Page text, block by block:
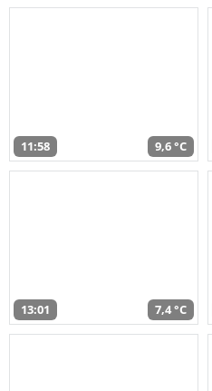
11:58 9,6 °C
13:01 7,4 °C